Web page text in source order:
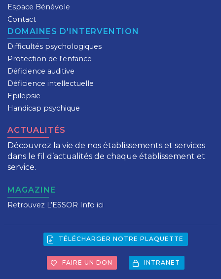
Espace Bénévole
Contact
DOMAINES D'INTERVENTION
Difficultés psychologiques
Protection de l'enfance
Déficience auditive
Déficience intellectuelle
Epilepsie
Handicap psychique
ACTUALITÉS
Découvrez la vie de nos établissements et services
dans le fil d’actualités de chaque établissement et
service.
MAGAZINE
Retrouvez L’ESSOR Info ici
TÉLÉCHARGER NOTRE PLAQUETTE
FAIRE UN DON INTRANET